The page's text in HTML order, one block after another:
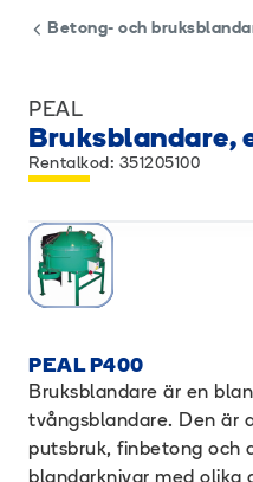
Betong- och
PEAL
Bruksblandare,
Rentalkod: 351205100
PEAL P400
Bruksblandare är en
tvångsblandare. Den är
putsbruk, finbetong och